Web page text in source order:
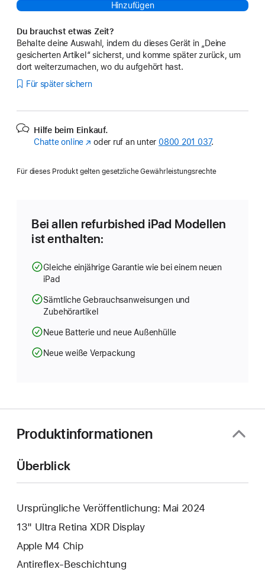
Hinzufügen
Du brauchst etwas Zeit?
Behalte deine Auswahl, indem du dieses Gerät in „Deine
gesicherten Artikel“ sicherst, und komme später zurück, um
dort weiterzumachen, wo du aufgehört hast.
Für später sichern
Hilfe beim Einkauf.
Chatte online (Öffnet
Fenster)
oder ruf an unter 0800 201 037.
Für dieses Produkt gelten gesetzliche Gewährleistungsrechte
Bei allen refurbished iPad Modellen
ist enthalten:
Gleiche einjährige Garantie wie bei einem neuen
iPad
Sämtliche Gebrauchsanweisungen und
Zubehörartikel
Neue Batterie und neue Außenhülle
Neue weiße Verpackung
Produktinformationen
Überblick
Ursprüngliche Veröffentlichung: Mai 2024
13" Ultra Retina XDR Display
Apple M4 Chip
Antireflex-Beschichtung